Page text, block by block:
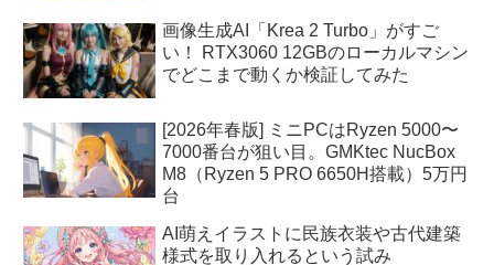
画像生成AI「Krea 2 Turbo」がすご
い！ RTX3060 12GBのローカルマシン
でどこまで動くか検証してみた
[2026年春版] ミニPCはRyzen 5000〜
7000番台が狙い目。GMKtec NucBox
M8（Ryzen 5 PRO 6650H搭載）5万円
台
AI萌えイラストに民族衣装や古代建築
様式を取り入れるという試み